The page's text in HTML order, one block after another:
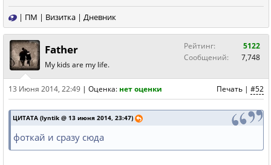
| ПМ | Визитка | Дневник
Father
My kids are my life.
Рейтинг:
5122
Сообщений:
7,748
Печать | #52
13 Июня 2014, 22:49 | Оценка: нет оценки
ЦИТАТА (lyntik @ 13 июня 2014, 23:47)
фоткай и сразу сюда